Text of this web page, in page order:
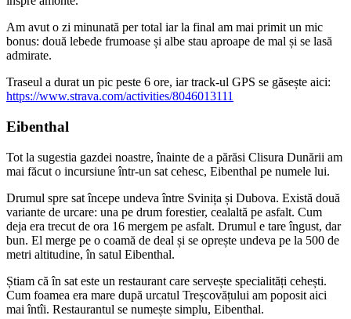
Am avut o zi minunată per total iar la final am mai primit un mic
bonus: două lebede frumoase și albe stau aproape de mal și se lasă
admirate.
Traseul a durat un pic peste 6 ore, iar track-ul GPS se găsește aici:
https://www.strava.com/activities/8046013111
Eibenthal
Tot la sugestia gazdei noastre, înainte de a părăsi Clisura Dunării am
mai făcut o incursiune într-un sat cehesc, Eibenthal pe numele lui.
Drumul spre sat începe undeva între Svinița și Dubova. Există două
variante de urcare: una pe drum forestier, cealaltă pe asfalt. Cum
deja era trecut de ora 16 mergem pe asfalt. Drumul e tare îngust, dar
bun. El merge pe o coamă de deal și se oprește undeva pe la 500 de
metri altitudine, în satul Eibenthal.
Știam că în sat este un restaurant care servește specialități cehești.
Cum foamea era mare după urcatul Treșcovățului am poposit aici
mai întîi. Restaurantul se numește simplu, Eibenthal.